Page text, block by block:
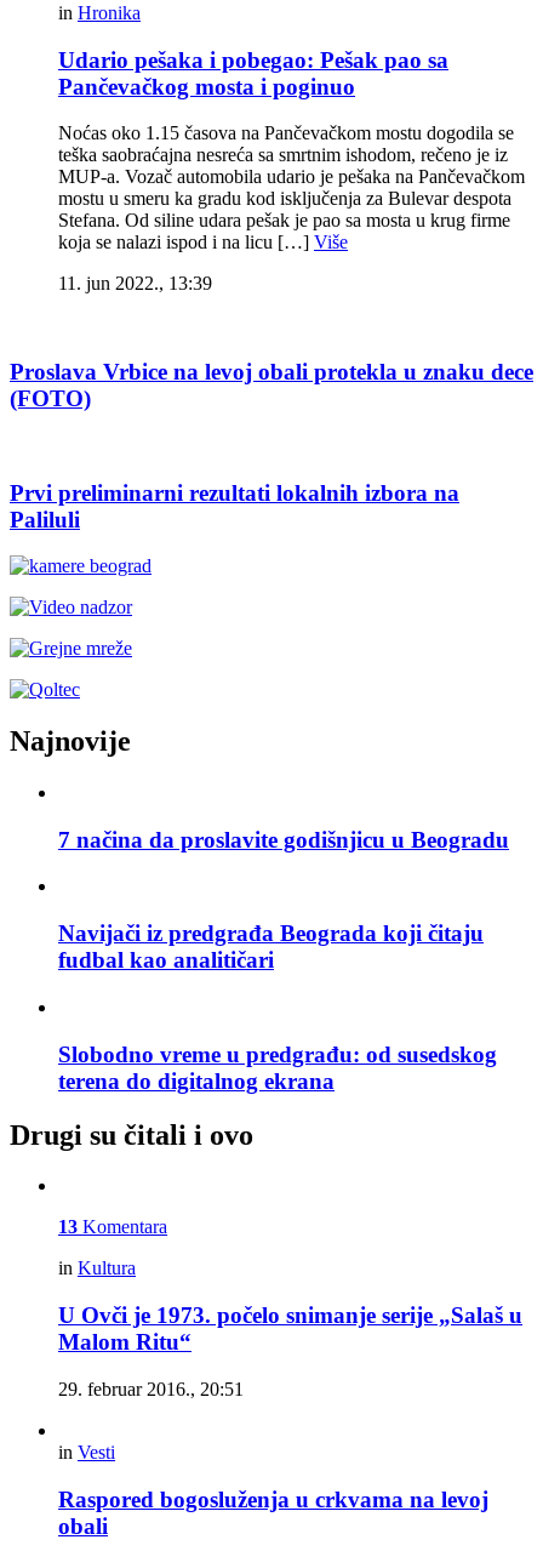
in Hronika
Udario pešaka i pobegao: Pešak pao sa
Pančevačkog mosta i poginuo
Noćas oko 1.15 časova na Pančevačkom mostu dogodila se
teška saobraćajna nesreća sa smrtnim ishodom, rečeno je iz
MUP-a. Vozač automobila udario je pešaka na Pančevačkom
mostu u smeru ka gradu kod isključenja za Bulevar despota
Stefana. Od siline udara pešak je pao sa mosta u krug firme
koja se nalazi ispod i na licu […] Više
11. jun 2022., 13:39
Proslava Vrbice na levoj obali protekla u znaku dece
(FOTO)
Prvi preliminarni rezultati lokalnih izbora na
Paliluli
Najnovije
7 načina da proslavite godišnjicu u Beogradu
Navijači iz predgrađa Beograda koji čitaju
fudbal kao analitičari
Slobodno vreme u predgrađu: od susedskog
terena do digitalnog ekrana
Drugi su čitali i ovo
13 Komentara
in Kultura
U Ovči je 1973. počelo snimanje serije „Salaš u
Malom Ritu“
29. februar 2016., 20:51
in Vesti
Raspored bogosluženja u crkvama na levoj
obali